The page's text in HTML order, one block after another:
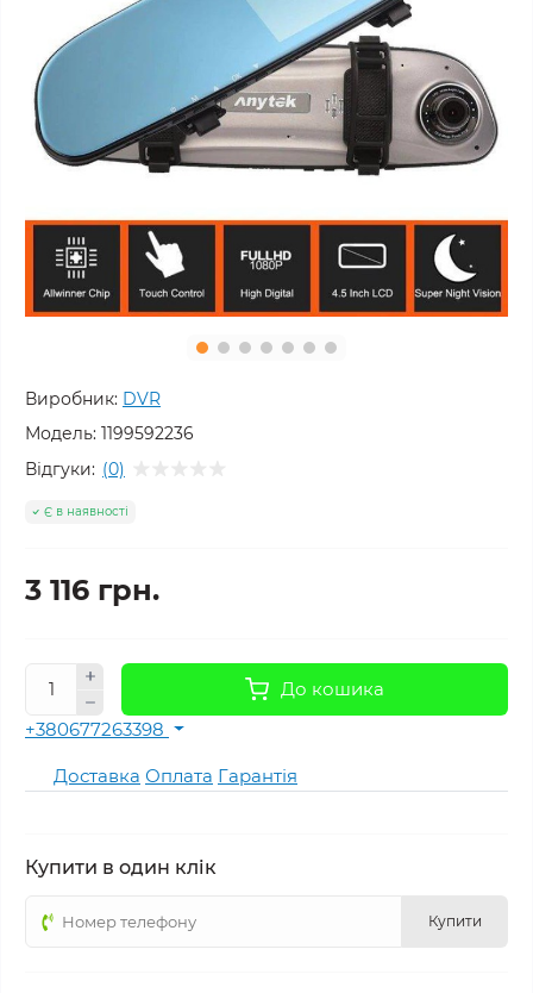
Виробник: DVR
Модель: 1199592236
Відгуки: (0)
Є в наявності
3 116 грн.
До кошика
+380677263398
Доставка Оплата Гарантія
Купити в один клік
Купити